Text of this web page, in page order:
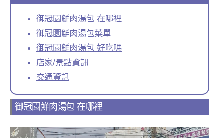
御冠園鮮肉湯包 在哪裡
御冠園鮮肉湯包菜單
御冠園鮮肉湯包 好吃嗎
店家/景點資訊
交通資訊
御冠園鮮肉湯包 在哪裡